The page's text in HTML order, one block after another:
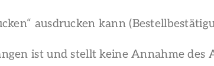
ausdrucken kann
ist und stellt keine Annahme